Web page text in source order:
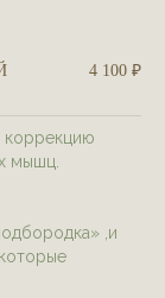
4 100 ₽
коррекцию
мышц.
,и